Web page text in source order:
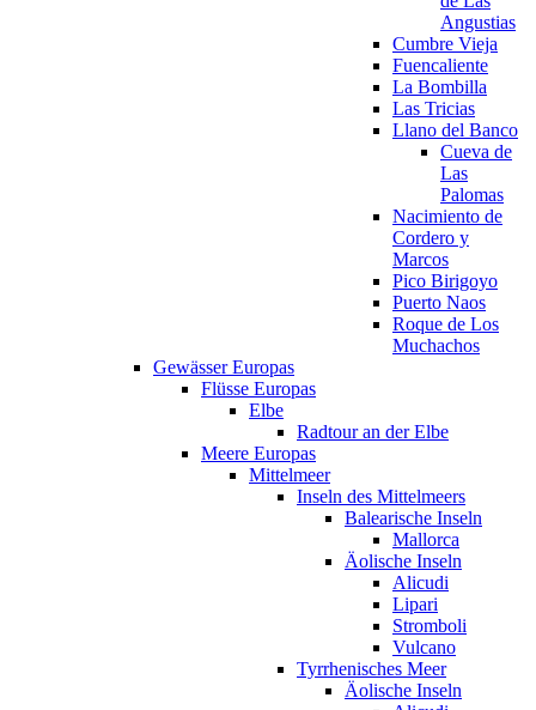
Angustias
Cumbre Vieja
Fuencaliente
La Bombilla
Las Tricias
Llano del Banco
Cueva de
Las
Palomas
Nacimiento de
Cordero y
Marcos
Pico Birigoyo
Puerto Naos
Roque de Los
Muchachos
Gewässer Europas
Flüsse Europas
Elbe
Radtour an der Elbe
Meere Europas
Mittelmeer
Inseln des Mittelmeers
Balearische Inseln
Mallorca
Äolische Inseln
Alicudi
Lipari
Stromboli
Vulcano
Tyrrhenisches Meer
Äolische Inseln